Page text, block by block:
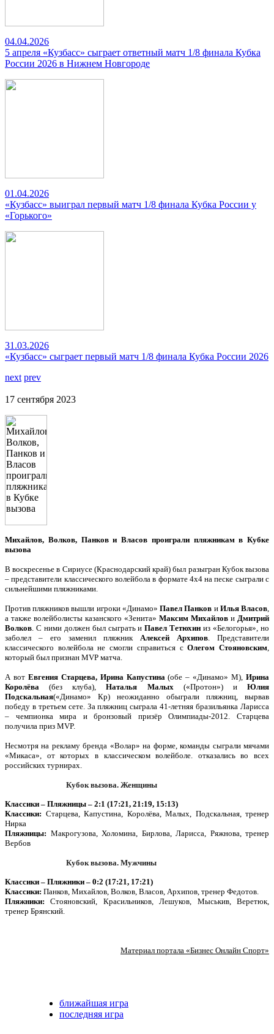
04.04.2026
5 апреля «Кузбасс» сыграет ответный матч 1/8 финала Кубка
России 2026 в Нижнем Новгороде
01.04.2026
«Кузбасс» выиграл первый матч 1/8 финала Кубка России у
«Горького»
31.03.2026
«Кузбасс» сыграет первый матч 1/8 финала Кубка России 2026
next prev
17 сентября 2023
Михайлов, Волков, Панков и Власов проиграли пляжникам в Кубке
вызова
В воскресенье в Сириусе (Краснодарский край) был разыгран Кубок вызова
– представители классического волейбола в формате 4х4 на песке сыграли с
сильнейшими пляжниками.
Против пляжников вышли игроки «Динамо»Павел Панков и Илья Власов,
а также волейболисты казанского «Зенита» Максим Михайлов и Дмитрий
Волков. С ними должен был сыграть иПавел Тетюхин из «Белогорья», но
заболел – его заменил пляжник Алексей Архипов. Представители
классического волейбола не смогли справиться сОлегом Стояновским,
который был признан MVP матча.
А вот Евгения Старцева, Ирина Капустина(обе – «Динамо» М),Ирина
Королёва (без клуба),Наталья Малых(«Протон») иЮлия
Подскальная(«Динамо» Кр) неожиданно обыграли пляжниц, вырвав
победу в третьем сете. За пляжниц сыграла 41-летняя бразильянка Ларисса
– чемпионка мира и бронзовый призёр Олимпиады-2012. Старцева
получила приз MVP.
Несмотря на рекламу бренда «Волар» на форме, команды сыграли мячами
«Микаса», от которых в классическом волейболе. отказались во всех
российских турнирах.
Кубок вызова. Женщины
Классики – Пляжницы – 2:1 (17:21, 21:19, 15:13)
Классики: Старцева, Капустина, Королёва, Малых, Подскальная, тренер
Нирка
Пляжницы: Макрогузова, Холомина, Бирлова, Ларисса, Ряжнова, тренер
Вербов
Кубок вызова. Мужчины
Классики – Пляжники – 0:2 (17:21, 17:21)
Классики: Панков, Михайлов, Волков, Власов, Архипов, тренер Федотов.
Пляжники:
Стояновский, Красильников, Лешуков, Мыськив, Веретюк,
тренер Брянский.
Материал портала «Бизнес Онлайн Спорт»
ближайшая игра
последняя игра